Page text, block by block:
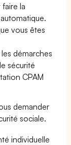
la
vous êtes
démarches
sécurité
CPAM
demander
sociale.
individuelle